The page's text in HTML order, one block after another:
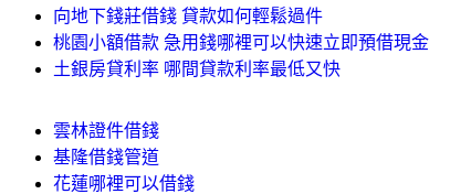
向地下錢莊借錢 貸款如何輕鬆過件
桃園小額借款 急用錢哪裡可以快速立即預借現金
土銀房貸利率 哪間貸款利率最低又快
雲林證件借錢
基隆借錢管道
花蓮哪裡可以借錢